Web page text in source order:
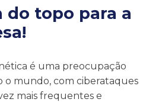
do topo para a
é uma preocupação
o mundo, com ciberataques
mais frequentes e